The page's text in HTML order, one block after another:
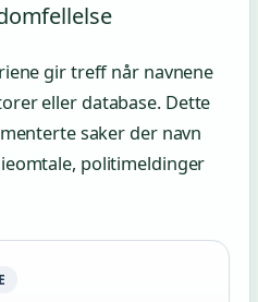
gir treff når navnene
eller database. Dette
saker der navn
politimeldinger